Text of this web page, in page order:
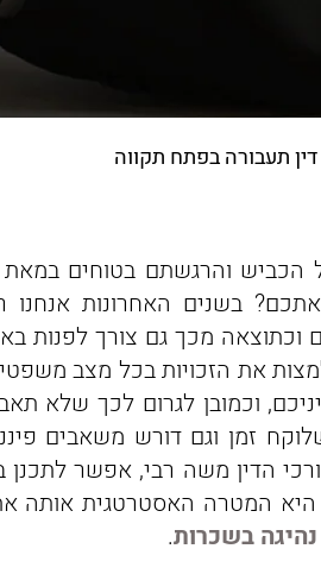
דין תעבורה בפתח תקווה
והרגשתם בטוחים במאת
בשנים האחרונות אנחנו
וכתוצאה מכך גם צורך לפנות
את הזכויות בכל מצב
וכמובן לגרום לכך שלא
זמן וגם דורש משאבים
הדין משה רבי, אפשר לתכנן
היא המטרה האסטרטגית אותה
נהיגה בשכרות.